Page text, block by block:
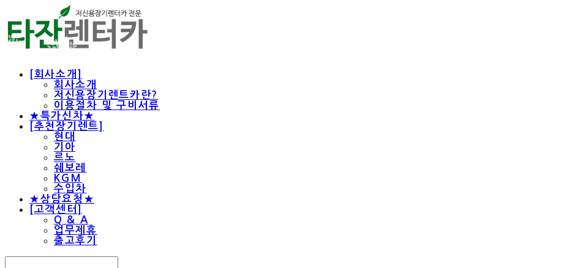
[회사소개]
회사소개
저신용장기렌트카란?
이용절차 및 구비서류
★특가신차★
[추천장기렌트]
현대
기아
르노
쉐보레
KGM
수입차
★상담요청★
[고객센터]
Q & A
업무제휴
출고후기